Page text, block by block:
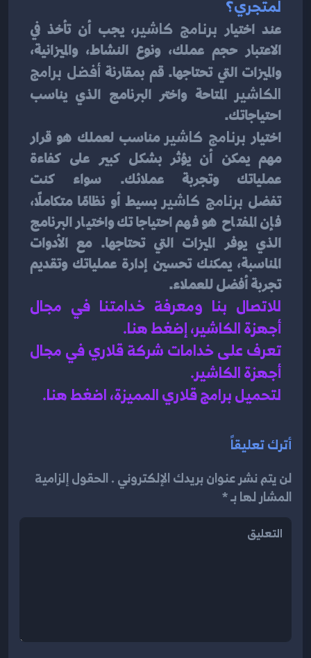
لمتجري؟
عند اختيار برنامج كاشير
والميزات التي تحتاجها. قم بمقارنة
الكاشير
احتياجاتك.
اختيار برنامج كاشير مناسب لعملك هو قرار
تفضل برنامج كاشير
تجربة أفضل للعملاء.
أجهزة الكاشير، إضغط هنا.
أجهزة الكاشير.
لتحميل برامج قلاري المميزة، اضغط هنا.
أترك تعليقاً
لن يتم نشر عنوان بريدك الإلكتروني . الحقول إلزامية
المشار لها بـ *